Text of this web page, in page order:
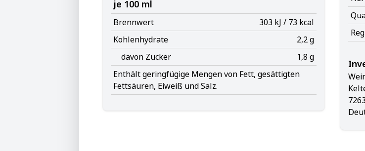
je 100 ml
Brennwert
303 kJ / 73 kcal
Kohlenhydrate
2,2 g
davon Zucker
1,8 g
Enthält geringfügige Mengen von Fett, gesättigten
Fettsäuren, Eiweiß und Salz.